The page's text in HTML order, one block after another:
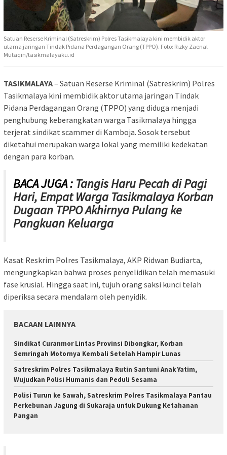
Satuan Reserse Kriminal (Satreskrim) Polres Tasikmalaya kini membidik aktor
utama jaringan Tindak Pidana Perdagangan Orang (TPPO). Foto: Rizky Zaenal
Mutaqin/tasikmalayaku.id
TASIKMALAYA– Satuan Reserse Kriminal (Satreskrim) Polres
Tasikmalaya kini membidik aktor utama jaringan Tindak
Pidana Perdagangan Orang (TPPO) yang diduga menjadi
penghubung keberangkatan warga Tasikmalaya hingga
terjerat sindikat scammer di Kamboja. Sosok tersebut
diketahui merupakan warga lokal yang memiliki kedekatan
dengan para korban.
BACA JUGA : Tangis Haru Pecah di Pagi
Hari, Empat Warga Tasikmalaya Korban
Dugaan TPPO Akhirnya Pulang ke
Pangkuan Keluarga
Kasat Reskrim Polres Tasikmalaya, AKP Ridwan Budiarta,
mengungkapkan bahwa proses penyelidikan telah memasuki
fase krusial. Hingga saat ini, tujuh orang saksi kunci telah
diperiksa secara mendalam oleh penyidik.
BACAAN LAINNYA
Sindikat Curanmor Lintas Provinsi Dibongkar, Korban
Semringah Motornya Kembali Setelah Hampir Lunas
Satreskrim Polres Tasikmalaya Rutin Santuni Anak Yatim,
Wujudkan Polisi Humanis dan Peduli Sesama
Polisi Turun ke Sawah, Satreskrim Polres Tasikmalaya Pantau
Perkebunan Jagung di Sukaraja untuk Dukung Ketahanan
Pangan